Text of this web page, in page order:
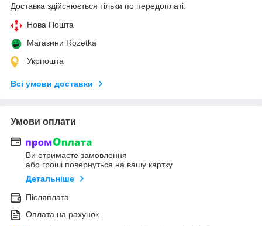
Доставка здійснюється тільки по передоплаті.
Нова Пошта
Магазини Rozetka
Укрпошта
Всі умови доставки
Умови оплати
Ви отримаєте замовлення
або гроші повернуться на вашу картку
Детальніше
Післяплата
Оплата на рахунок